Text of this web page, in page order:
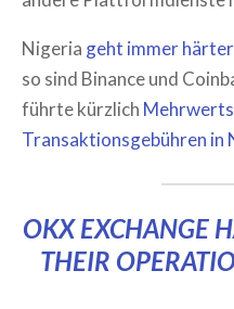
Nigeria geht immer
so sind Binance und
führte kürzlich
Transaktionsgebühren in
OKX EXCHANGE
THEIR